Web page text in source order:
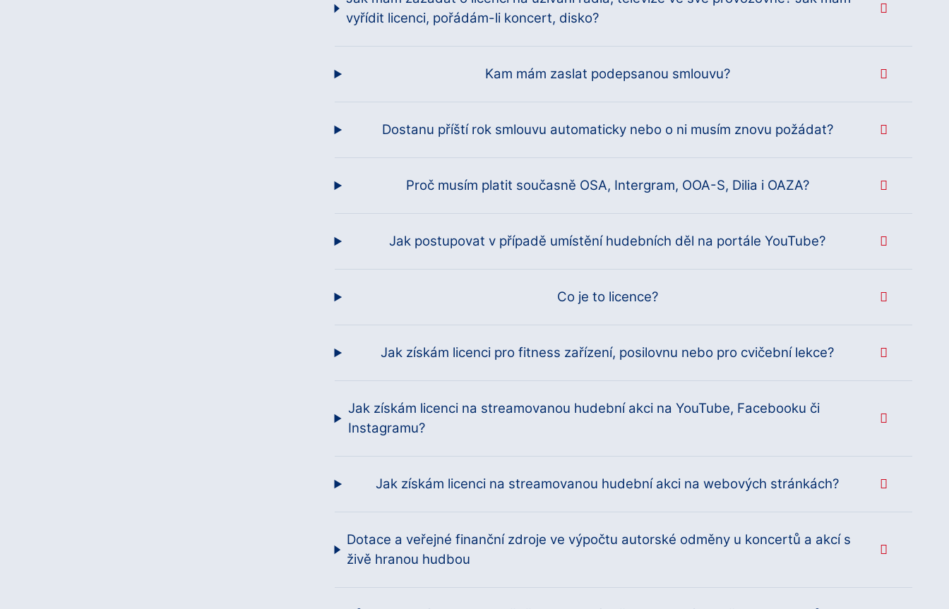
vyřídit licenci, pořádám-li koncert, disko?
Kam mám zaslat podepsanou smlouvu?
Dostanu příští rok smlouvu automaticky nebo o ni musím znovu požádat?
Proč musím platit současně OSA, Intergram, OOA-S, Dilia i OAZA?
Jak postupovat v případě umístění hudebních děl na portále YouTube?
Co je to licence?
Jak získám licenci pro fitness zařízení, posilovnu nebo pro cvičební lekce?
Jak získám licenci na streamovanou hudební akci na YouTube, Facebooku či
Instagramu?
Jak získám licenci na streamovanou hudební akci na webových stránkách?
Dotace a veřejné finanční zdroje ve výpočtu autorské odměny u koncertů a akcí s
živě hranou hudbou